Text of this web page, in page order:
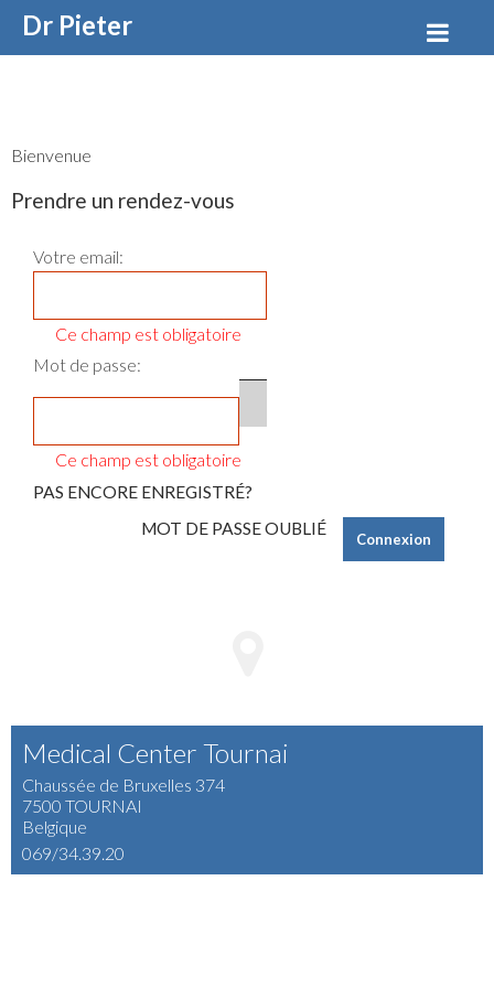
Dr Pieter
Bienvenue
Prendre un rendez-vous
Votre email:
Ce champ est obligatoire
Mot de passe:
Ce champ est obligatoire
PAS ENCORE ENREGISTRÉ?
Connexion
Medical Center Tournai
Chaussée de Bruxelles 374
7500 TOURNAI
Belgique
069/34.39.20